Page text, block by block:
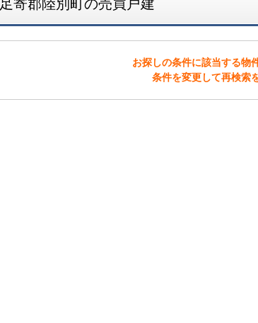
足寄郡陸別町の売買戸建
お探しの条件に該当する物
条件を変更して再検索